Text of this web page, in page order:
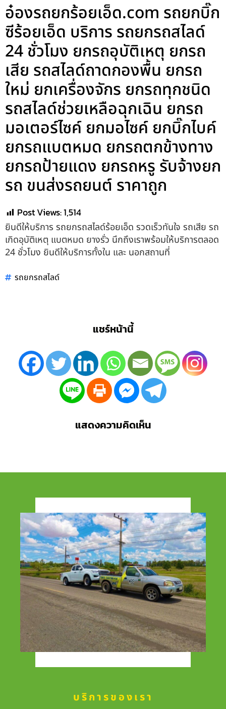
อ๋องรถยกร้อยเอ็ด.com รถยกบิ๊ก
ซีร้อยเอ็ด บริการ รถยกรถสไลด์
24 ชั่วโมง ยกรถอุบัติเหตุ ยกรถ
เสีย รถสไลด์ถาดกองพื้น ยกรถ
ใหม่ ยกเครื่องจักร ยกรถทุกชนิด
รถสไลด์ช่วยเหลือฉุกเฉิน ยกรถ
มอเตอร์ไซค์ ยกมอไซค์ ยกบิ๊กไบค์
ยกรถแบตหมด ยกรถตกข้างทาง
ยกรถป้ายแดง ยกรถหรู รับจ้างยก
รถ ขนส่งรถยนต์ ราคาถูก
Post Views:1,514
ยินดีให้บริการ รถยกรถสไลด์ร้อยเอ็ด รวดเร็วทันใจ รถเสีย รถ
เกิดอุบัติเหตุ แบตหมด ยางรั่ว นึกถึงเราพร้อมให้บริการตลอด
24 ชั่วโมง ยินดีให้บริการทั้งใน และ นอกสถานที่
รถยกรถสไลด์
แชร์หน้านี้
แสดงความคิดเห็น
บริการของเรา